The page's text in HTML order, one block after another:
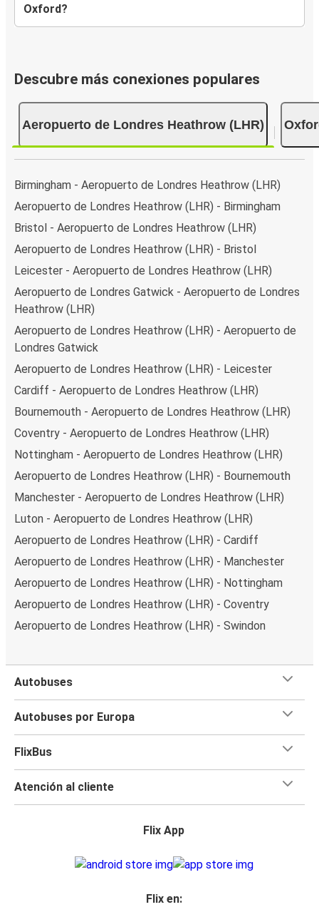
Oxford?
Descubre más conexiones populares
Aeropuerto de Londres Heathrow (LHR)
Birmingham - Aeropuerto de Londres Heathrow (LHR)
Aeropuerto de Londres Heathrow (LHR) - Birmingham
Bristol - Aeropuerto de Londres Heathrow (LHR)
Aeropuerto de Londres Heathrow (LHR) - Bristol
Leicester - Aeropuerto de Londres Heathrow (LHR)
Aeropuerto de Londres Gatwick - Aeropuerto de Londres
Heathrow (LHR)
Aeropuerto de Londres Heathrow (LHR) - Aeropuerto de
Londres Gatwick
Aeropuerto de Londres Heathrow (LHR) - Leicester
Cardiff - Aeropuerto de Londres Heathrow (LHR)
Bournemouth - Aeropuerto de Londres Heathrow (LHR)
Coventry - Aeropuerto de Londres Heathrow (LHR)
Nottingham - Aeropuerto de Londres Heathrow (LHR)
Aeropuerto de Londres Heathrow (LHR) - Bournemouth
Manchester - Aeropuerto de Londres Heathrow (LHR)
Luton - Aeropuerto de Londres Heathrow (LHR)
Aeropuerto de Londres Heathrow (LHR) - Cardiff
Aeropuerto de Londres Heathrow (LHR) - Manchester
Aeropuerto de Londres Heathrow (LHR) - Nottingham
Aeropuerto de Londres Heathrow (LHR) - Coventry
Aeropuerto de Londres Heathrow (LHR) - Swindon
Autobuses
Autobuses por Europa
FlixBus
Atención al cliente
Flix App
Flix en: